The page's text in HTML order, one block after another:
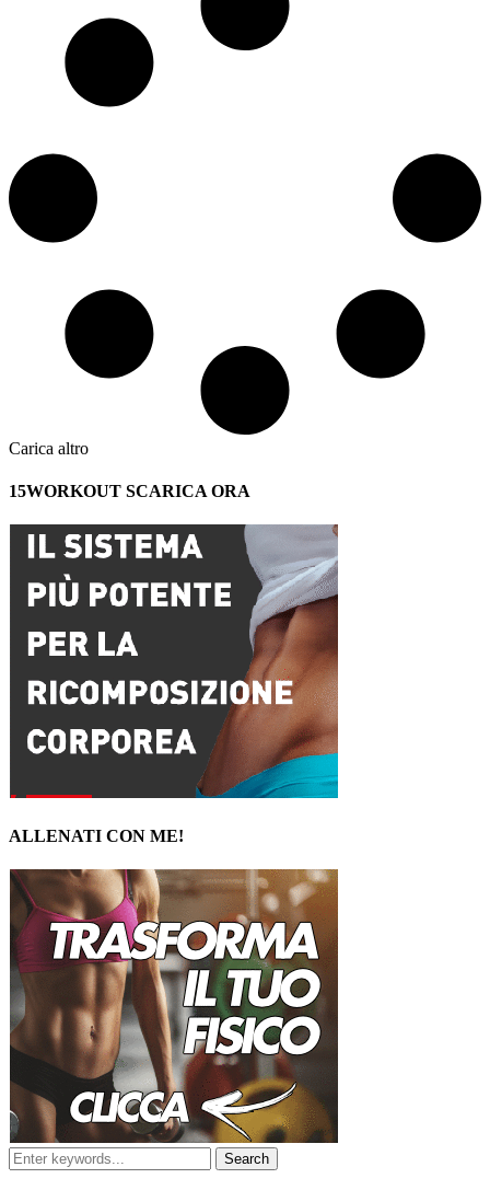
Carica altro
15WORKOUT SCARICA ORA
ALLENATI CON ME!